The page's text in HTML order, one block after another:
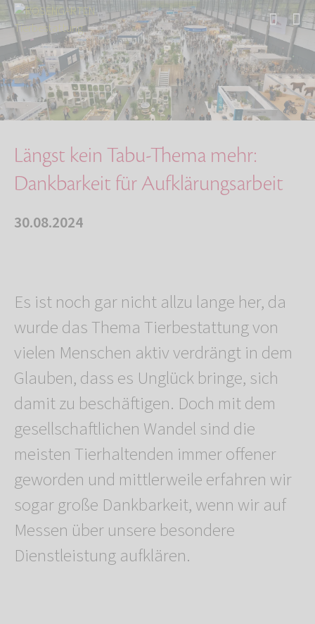
Start Über uns
Aktuelles
Längst kein Tabu-Thema mehr: Dankbarkeit für …
Längst kein Tabu-Thema mehr:
Dankbarkeit für Aufklärungsarbeit
30.08.2024
Es ist noch gar nicht allzu lange her, da
wurde das Thema Tierbestattung von
vielen Menschen aktiv verdrängt in dem
Glauben, dass es Unglück bringe, sich
damit zu beschäftigen. Doch mit dem
gesellschaftlichen Wandel sind die
meisten Tierhaltenden immer offener
geworden und mittlerweile erfahren wir
sogar große Dankbarkeit, wenn wir auf
Messen über unsere besondere
Dienstleistung aufklären.